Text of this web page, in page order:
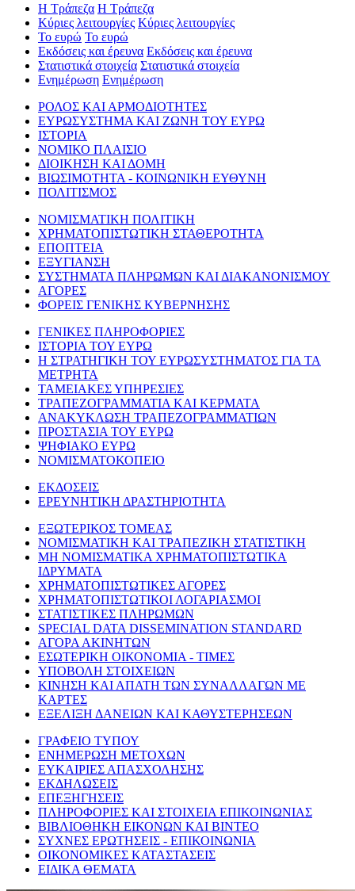
Η Τράπεζα Η Τράπεζα
Κύριες λειτουργίες Κύριες λειτουργίες
Το ευρώ Το ευρώ
Εκδόσεις και έρευνα Εκδόσεις και έρευνα
Στατιστικά στοιχεία Στατιστικά στοιχεία
Ενημέρωση Ενημέρωση
ΡΟΛΟΣ ΚΑΙ ΑΡΜΟΔΙΟΤΗΤΕΣ
ΕΥΡΩΣΥΣΤΗΜΑ ΚΑΙ ΖΩΝΗ ΤΟΥ ΕΥΡΩ
ΙΣΤΟΡΙΑ
ΝΟΜΙΚΟ ΠΛΑΙΣΙΟ
ΔΙΟΙΚΗΣΗ ΚΑΙ ΔΟΜΗ
ΒΙΩΣΙΜΟΤΗΤΑ - ΚΟΙΝΩΝΙΚΗ ΕΥΘΥΝΗ
ΠΟΛΙΤΙΣΜΟΣ
ΝΟΜΙΣΜΑΤΙΚΗ ΠΟΛΙΤΙΚΗ
ΧΡΗΜΑΤΟΠΙΣΤΩΤΙΚΗ ΣΤΑΘΕΡΟΤΗΤΑ
ΕΠΟΠΤΕΙΑ
ΕΞΥΓΙΑΝΣΗ
ΣΥΣΤΗΜΑΤΑ ΠΛΗΡΩΜΩΝ ΚΑΙ ΔΙΑΚΑΝΟΝΙΣΜΟΥ
ΑΓΟΡΕΣ
ΦΟΡΕΙΣ ΓΕΝΙΚΗΣ ΚΥΒΕΡΝΗΣΗΣ
ΓΕΝΙΚΕΣ ΠΛΗΡΟΦΟΡΙΕΣ
ΙΣΤΟΡΙΑ ΤΟΥ ΕΥΡΩ
Η ΣΤΡΑΤΗΓΙΚΗ ΤΟΥ ΕΥΡΩΣΥΣΤΗΜΑΤΟΣ ΓΙΑ ΤΑ
ΜΕΤΡΗΤΑ
ΤΑΜΕΙΑΚΕΣ ΥΠΗΡΕΣΙΕΣ
ΤΡΑΠΕΖΟΓΡΑΜΜΑΤΙΑ ΚΑΙ ΚΕΡΜΑΤΑ
ΑΝΑΚΥΚΛΩΣΗ ΤΡΑΠΕΖΟΓΡΑΜΜΑΤΙΩΝ
ΠΡΟΣΤΑΣΙΑ ΤΟΥ ΕΥΡΩ
ΨΗΦΙΑΚΟ ΕΥΡΩ
ΝΟΜΙΣΜΑΤΟΚΟΠΕΙΟ
ΕΚΔΟΣΕΙΣ
ΕΡΕΥΝΗΤΙΚΗ ΔΡΑΣΤΗΡΙΟΤΗΤΑ
ΕΞΩΤΕΡΙΚΟΣ ΤΟΜΕΑΣ
ΝΟΜΙΣΜΑΤΙΚΗ ΚΑΙ ΤΡΑΠΕΖΙΚΗ ΣΤΑΤΙΣΤΙΚΗ
ΜΗ ΝΟΜΙΣΜΑΤΙΚΑ ΧΡΗΜΑΤΟΠΙΣΤΩΤΙΚΑ
ΙΔΡΥΜΑΤΑ
ΧΡΗΜΑΤΟΠΙΣΤΩΤΙΚΕΣ ΑΓΟΡΕΣ
ΧΡΗΜΑΤΟΠΙΣΤΩΤΙΚΟΙ ΛΟΓΑΡΙΑΣΜΟΙ
ΣΤΑΤΙΣΤΙΚΕΣ ΠΛΗΡΩΜΩΝ
SPECIAL DATA DISSEMINATION STANDARD
ΑΓΟΡΑ ΑΚΙΝΗΤΩΝ
ΕΣΩΤΕΡΙΚΗ ΟΙΚΟΝΟΜΙΑ - ΤΙΜΕΣ
ΥΠΟΒΟΛΗ ΣΤΟΙΧΕΙΩΝ
ΚΙΝΗΣΗ ΚΑΙ ΑΠΑΤΗ ΤΩΝ ΣΥΝΑΛΛΑΓΩΝ ΜΕ
ΚΑΡΤΕΣ
ΕΞΕΛΙΞΗ ΔΑΝΕΙΩΝ ΚΑΙ ΚΑΘΥΣΤΕΡΗΣΕΩΝ
ΓΡΑΦΕΙΟ ΤΥΠΟΥ
ΕΝΗΜΕΡΩΣΗ ΜΕΤΟΧΩΝ
ΕΥΚΑΙΡΙΕΣ ΑΠΑΣΧΟΛΗΣΗΣ
ΕΚΔΗΛΩΣΕΙΣ
ΕΠΕΞΗΓΗΣΕΙΣ
ΠΛΗΡΟΦΟΡΙΕΣ ΚΑΙ ΣΤΟΙΧΕΙΑ ΕΠΙΚΟΙΝΩΝΙΑΣ
ΒΙΒΛΙΟΘΗΚΗ ΕΙΚΟΝΩΝ ΚΑΙ ΒΙΝΤΕΟ
ΣΥΧΝΕΣ ΕΡΩΤΗΣΕΙΣ - ΕΠΙΚΟΙΝΩΝΙΑ
ΟΙΚΟΝΟΜΙΚΕΣ ΚΑΤΑΣΤΑΣΕΙΣ
ΕΙΔΙΚΑ ΘΕΜΑΤΑ